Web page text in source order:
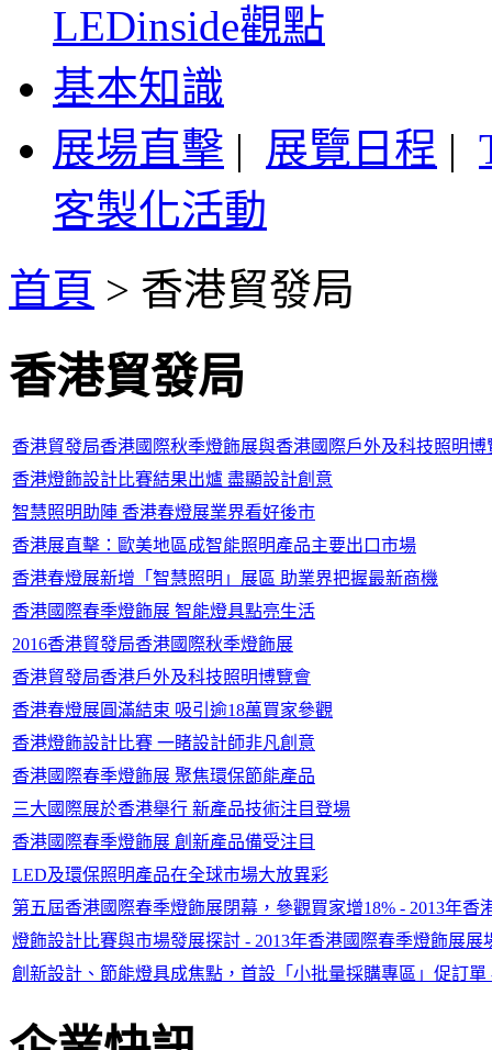
LEDinside觀點
基本知識
展場直擊 | 展覽日程 |
客製化活動
首頁 > 香港貿發局
香港貿發局
香港貿發局香港國際秋季燈飾展與香港國際戶外及科技照明博
香港燈飾設計比賽結果出爐 盡顯設計創意
智慧照明助陣 香港春燈展業界看好後市
香港展直擊：歐美地區成智能照明產品主要出口市場
香港春燈展新增「智慧照明」展區 助業界把握最新商機
香港國際春季燈飾展 智能燈具點亮生活
2016香港貿發局香港國際秋季燈飾展
香港貿發局香港戶外及科技照明博覽會
香港春燈展圓滿結束 吸引逾18萬買家參觀
香港燈飾設計比賽 一睹設計師非凡創意
香港國際春季燈飾展 聚焦環保節能產品
三大國際展於香港舉行 新產品技術注目登場
香港國際春季燈飾展 創新產品備受注目
LED及環保照明產品在全球市場大放異彩
第五屆香港國際春季燈飾展閉幕，參觀買家增18% - 2013年香
燈飾設計比賽與市場發展探討 - 2013年香港國際春季燈飾展展
創新設計、節能燈具成焦點，首設「小批量採購專區」促訂